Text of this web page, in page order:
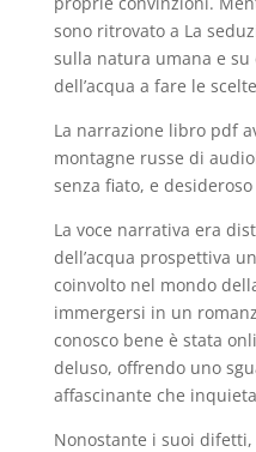
sono ritrovato a La
sulla natura umana e su
dell’acqua a fare le
La narrazione libro pdf
montagne russe di
senza fiato, e
La voce narrativa era
dell’acqua prospettiva
coinvolto nel mondo
immergersi in un
conosco bene è stata
deluso, offrendo uno
affascinante che
Nonostante i suoi